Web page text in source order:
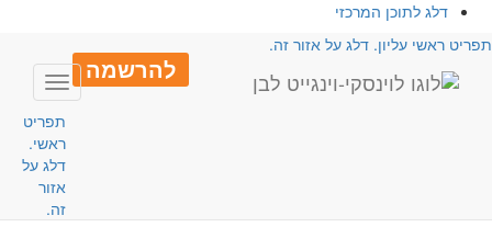
דלג לתוכן המרכזי
ראשי עליון. דלג על אזור זה.
להרשמה
Toggle
תפריט
ראשי.
דלג על
אזור
זה.